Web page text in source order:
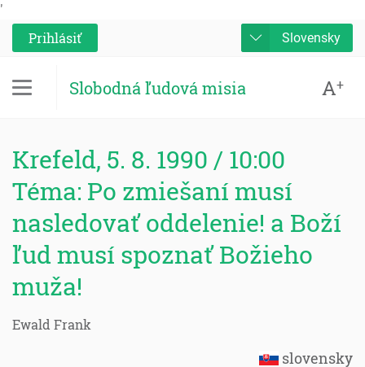
'
Prihlásiť
Slovensky
Slobodná ľudová misia A+
Krefeld, 5. 8. 1990 / 10:00
Téma: Po zmiešaní musí
nasledovať oddelenie! a Boží
ľud musí spoznať Božieho
muža!
Ewald Frank
slovensky